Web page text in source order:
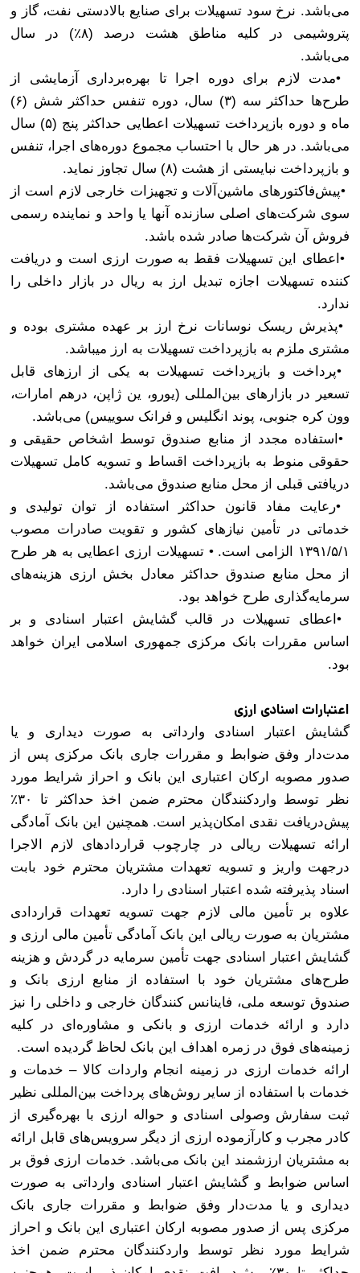
می‌باشد. نرخ سود تسهیلات برای صنایع بالادستی نفت، گاز و
پتروشیمی در کلیه مناطق هشت درصد (۸٪) در سال
می‌باشد.
•مدت لازم برای دوره اجرا تا بهره‌برداری آزمایشی از
طرح‌ها‌ حداکثر سه (۳) سال، دوره تنفس حداکثر شش (۶)
ماه و دوره بازپرداخت تسهیلات اعطایی حداکثر پنج (۵) سال
می‌باشد. در هر حال با احتساب مجموع دوره‌های اجرا، تنفس
و بازپرداخت نبایستی از هشت (۸) سال تجاوز نماید
.
•پیش‌فاکتورهای ماشین‌آلات و تجهیزات خارجی لازم است از
سوی شرکت‌های اصلی سازنده آنها یا واحد و نماینده رسمی
فروش آن شرکت‌ها صادر شده باشد.
• اعطای این تسهیلات فقط به صورت ارزی است و دریافت
کننده تسهیلات اجازه تبدیل ارز به ریال در بازار داخلی را
ندارد.
•پذیرش ریسک نوسانات نرخ ارز بر عهده مشتری بوده و
مشتری ملزم به بازپرداخت تسهیلات به ارز میباشد.
•پرداخت و بازپرداخت تسهیلات به یکی از ارزهای قابل
تسعیر در بازارهای بین‌المللی (یورو، ین ژاپن، درهم امارات،
وون کره جنوبی، پوند انگلیس و فرانک سوییس) می‌باشد.
• استفاده مجدد از منابع صندوق توسط اشخاص حقیقی و
حقوقی منوط به بازپرداخت اقساط و تسویه کامل تسهیلات
دریافتی قبلی از محل منابع صندوق می‌باشد.
•رعایت مفاد قانون حداکثر استفاده از توان تولیدی و
خدماتی در تأمین نیازهای کشور و تقویت صادرات مصوب
۱۳۹۱/۵/۱ الزامی است.
•تسهیلات ارزی اعطایی به هر طرح
از محل منابع صندوق حداکثر معادل بخش ارزی هزینه‌های
سرمایه‌گذاری طرح خواهد بود.
• اعطای تسهیلات در قالب گشایش اعتبار اسنادی و بر
اساس مقررات بانک مرکزی جمهوری اسلامی ایران خواهد
بود.
اعتبارات اسنادی ارزی
گشایش اعتبار اسنادی وارداتی به صورت دیداری و یا
مدت‌دار وفق ضوابط و مقررات جاری بانک مرکزی پس از
صدور مصوبه ارکان اعتباری این بانک و احراز شرایط مورد
نظر توسط واردکنندگان محترم ضمن اخذ حداکثر تا ۳۰٪
پیش‌دریافت نقدی امکان‌پذیر است. همچنین این بانک آمادگی
ارائه تسهیلات ریالی در چارچوب قراردادهای لازم الاجرا
درجهت واریز و تسویه تعهدات مشتریان محترم خود بابت
اسناد پذیرفته شده اعتبار اسنادی را دارد.
علاوه بر تأمین مالی لازم جهت تسویه تعهدات قراردادی
مشتریان به صورت ریالی این بانک آمادگی تأمین مالی ارزی و
گشایش اعتبار اسنادی جهت تأمین سرمایه در گردش و هزینه
طرح‌های مشتریان خود با استفاده از منابع ارزی بانک و
صندوق توسعه ملی، فاینانس کنندگان خارجی و داخلی را نیز
دارد و ارائه خدمات ارزی و بانکی و مشاوره‌ای در کلیه
زمینه‌های فوق در زمره اهداف این بانک لحاظ گردیده است.
ارائه خدمات ارزی در زمینه انجام واردات کالا – خدمات و
خدمات با استفاده از سایر روش‌های پرداخت بین‌المللی نظیر
ثبت سفارش وصولی اسنادی و حواله ارزی با بهره‌گیری از
کادر مجرب و کارآزموده ارزی از دیگر سرویس‌های قابل ارائه
به مشتریان ارزشمند این بانک می‌باشد. خدمات ارزی فوق بر
اساس ضوابط و گشایش اعتبار اسنادی وارداتی به صورت
دیداری و یا مدت‌دار وفق ضوابط و مقررات جاری بانک
مرکزی پس از صدور مصوبه ارکان اعتباری این بانک و احراز
شرایط مورد نظر توسط واردکنندگان محترم ضمن اخذ